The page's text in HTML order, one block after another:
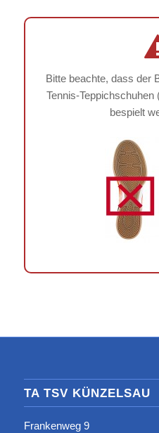
Bitte beachte, dass der
Tennis-Teppichschuhen
bespielt
TA TSV KÜNZELSAU
Frankenweg 9